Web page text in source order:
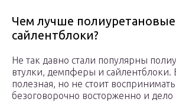
Чем лучше полиуретановые
сайлентблоки?
Не так давно стали популярны
втулки, демпферы и
полезная, но не стоит
безоговорочно восторженно и дело